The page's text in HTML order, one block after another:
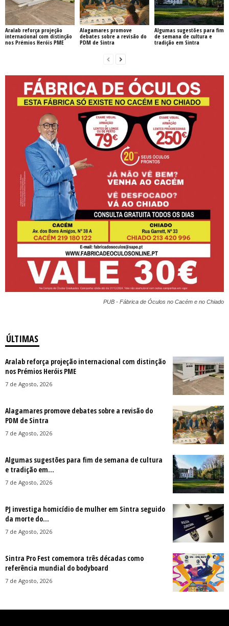
Aralab reforça projeção
internacional com distinção
nos Prémios Heróis PME
Alagamares promove
debates sobre a revisão do
PDM de Sintra
Algumas sugestões para fim
de semana de cultura e
tradição em Sintra
PUB - Fábrica de Óculos no Cacém e no Chiado
ÚLTIMAS
Aralab reforça projeção internacional com distinção
nos Prémios Heróis PME
7 de Agosto, 2026
Alagamares promove debates sobre a revisão do
PDM de Sintra
7 de Agosto, 2026
Algumas sugestões para fim de semana de cultura
e tradição em...
7 de Agosto, 2026
PJ investiga homicídio de mulher em Sintra seguido
da morte do...
7 de Agosto, 2026
Sintra Pro Fest comemora três décadas como
referência mundial do bodyboard
7 de Agosto, 2026